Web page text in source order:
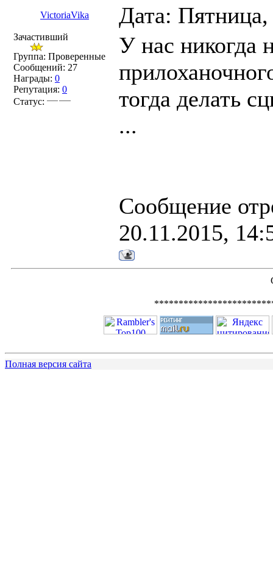
VictoriaVika Дата:
Зачастивший
Группа: Проверенные
Сообщений: 27
Награды: 0
Репутация: 0
Статус:
У нас никогда
тогда делать
...
Сообщение
20.11.2015,
Полная версия сайта